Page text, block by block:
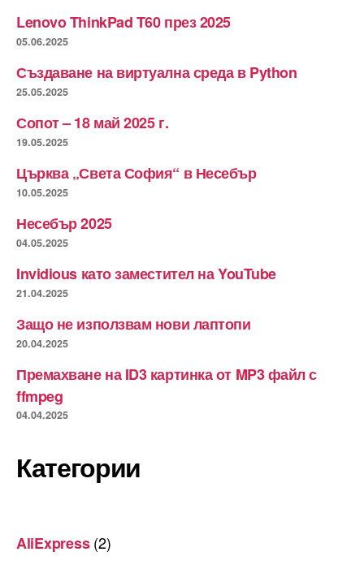
Lenovo ThinkPad T60 през 2025
05.06.2025
Създаване на виртуална среда в Python
25.05.2025
Сопот – 18 май 2025 г.
19.05.2025
Църква „Света София“ в Несебър
10.05.2025
Несебър 2025
04.05.2025
Invidious като заместител на YouTube
21.04.2025
Защо не използвам нови лаптопи
20.04.2025
Премахване на ID3 картинка от MP3 файл с
ffmpeg
04.04.2025
Категории
AliExpress(2)